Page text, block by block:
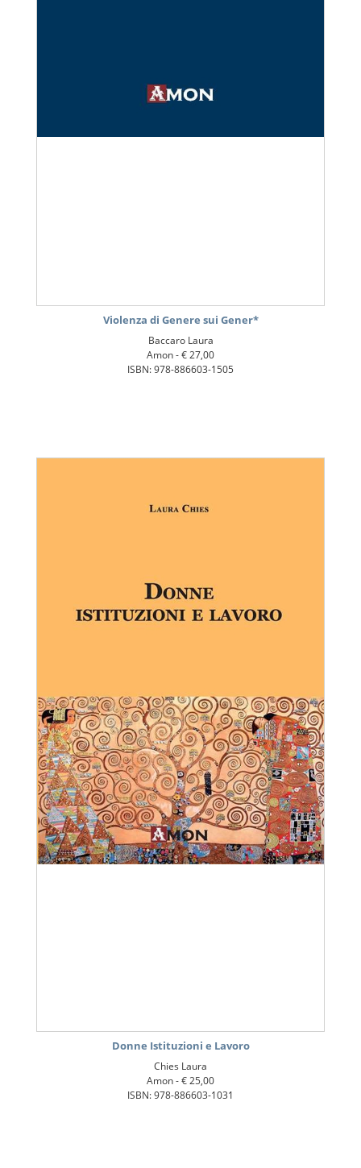
Violenza di Genere sui Gener*
Baccaro Laura
Amon -€ 27,00
ISBN: 978-886603-1505
Donne Istituzioni e Lavoro
Chies Laura
Amon -€ 25,00
ISBN: 978-886603-1031